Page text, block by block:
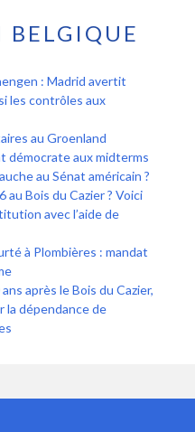
BELGIQUE
: Madrid avertit
les contrôles aux
au Groenland
démocrate aux midterms
au Sénat américain ?
au Bois du Cazier ? Voici
avec l’aide de
à Plombières : mandat
après le Bois du Cazier,
la dépendance de